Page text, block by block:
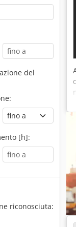
del
[h]:
riconosciuta: